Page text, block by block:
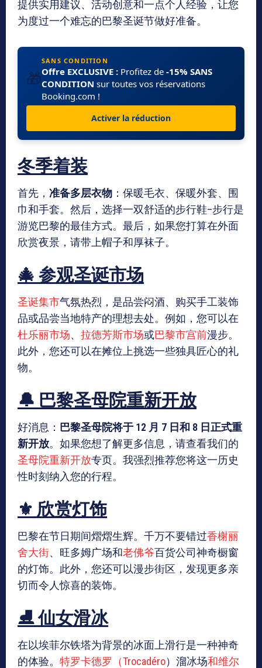
提供实用建议、活动创意和一点个人经验，让您
为度过一个难忘的巴黎圣诞节做好准备。
🎁
SANS CONDITION
Offre EXCLUSIVE : Profitez de -15% SANS
CONDITION sur toutes vos réservations
Booking.com !
Activer la réduction
冬季着装
首先， 准备多层衣物 ：保暖毛衣、保暖外套、围
巾和手套。然后，选择一双舒适的步行鞋–步行是
游览巴黎的最佳方式。最后，如果您打算在外面
欣赏夜景，请带上帽子和厚袜子。
🎄 参观圣诞市场
圣诞集市气氛热烈，是品尝闷酒、购买手工装饰
品或品尝当地特产的理想去处。例如，您可以在
杜乐丽市场、 拉德芳斯市场或巴黎市宫前漫步。
此外，您还可以在摊位上挑选一些独具匠心的礼
物。
🔔 巴黎圣母院重新开放
好消息： 巴黎圣母院将于 12 月 7 日和 8 日正式重
新开放。如果您想了解更多信息，请查看我们的
圣母院重新开放专页。我强烈推荐您将这一历史
性时刻纳入您的行程。
⚜️ 欣赏灯饰
巴黎在节日期间熠熠生辉。千万不要错过香榭丽
舍大街、旺多姆广场和老佛爷百货公司神奇橱窗
的灯饰。此外，您还可以漫步街区，发现更多亲
切而令人惊喜的装饰。
⛸️ 仙女滑冰
在以埃菲尔铁塔为背景的冰面上滑行是一种神奇
的体验。 特罗卡德罗（Trocadéro）溜冰场和维尔